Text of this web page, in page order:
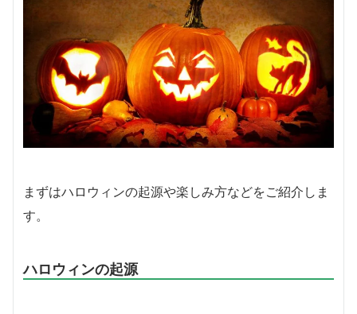
まずはハロウィンの起源や楽しみ方などをご紹介しま
す。
ハロウィンの起源